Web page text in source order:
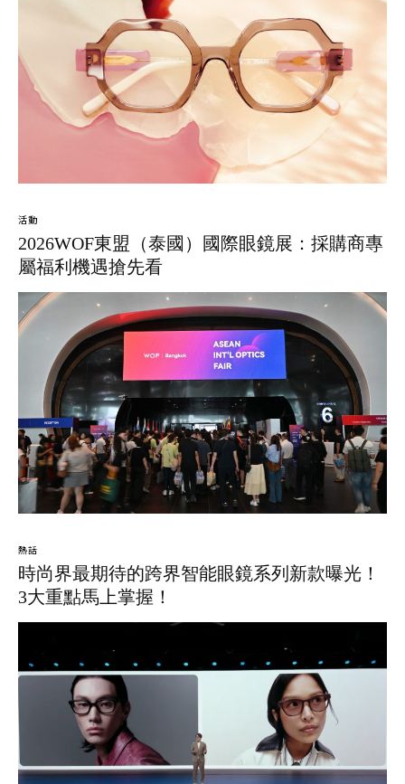
活動
2026WOF東盟（泰國）國際眼鏡展：採購商專
屬福利機遇搶先看
熱話
時尚界最期待的跨界智能眼鏡系列新款曝光！
3大重點馬上掌握！